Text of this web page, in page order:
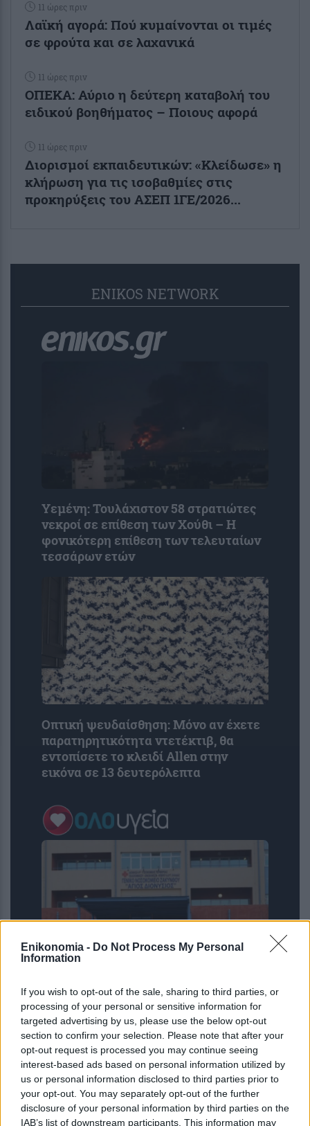
Enikonomia - Do Not Process My Personal
Information
If you wish to opt-out of the sale, sharing to third parties, or
processing of your personal or sensitive information for
targeted advertising by us, please use the below opt-out
section to confirm your selection. Please note that after your
opt-out request is processed you may continue seeing
interest-based ads based on personal information utilized by
us or personal information disclosed to third parties prior to
your opt-out. You may separately opt-out of the further
disclosure of your personal information by third parties on the
IAB’s list of downstream participants. This information may
11 ώρες πριν
Λαϊκή αγορά: Πού κυμαίνονται οι τιμές
σε φρούτα και σε λαχανικά
11 ώρες πριν
ΟΠΕΚΑ: Αύριο η δεύτερη καταβολή του
ειδικού βοηθήματος – Ποιους αφορά
11 ώρες πριν
Διορισμοί εκπαιδευτικών: «Κλείδωσε» η
κλήρωση για τις ισοβαθμίες στις
προκηρύξεις του ΑΣΕΠ 1ΓΕ/2026...
ENIKOS NETWORK
Υεμένη: Τουλάχιστον 58 στρατιώτες
νεκροί σε επίθεση των Χούθι – Η
φονικότερη επίθεση των τελευταίων
τεσσάρων ετών
Οπτική ψευδαίσθηση: Μόνο αν έχετε
παρατηρητικότητα ντετέκτιβ, θα
εντοπίσετε το κλειδί Allen στην
εικόνα σε 13 δευτερόλεπτα
ΠΟΕΔΗΝ: Οκτώ καταγγελίες για
βιασμό τουριστριών στη Ζάκυνθο από
τα μέσα Ιουνίου